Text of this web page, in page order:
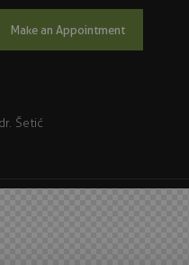
Make an Appointment